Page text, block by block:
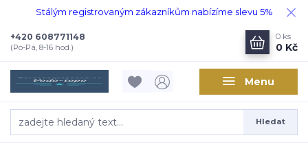
Stálým registrovaným zákazníkům nabízíme slevu 5%
Menu
Hledat
+420 608771148
(Po-Pá, 8-16 hod.)
0 ks
0 Kč